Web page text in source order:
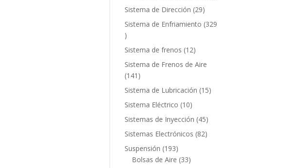
Sistema de Dirección 2929
productos
Sistema de Enfriamiento 329
329
productos
Sistema de frenos 1212
productos
Sistema de Frenos de Aire
141 141
productos
Sistema de Lubricación 1515
Sistema Eléctrico 1010
productos
Sistemas de Inyección 4545
productos
Sistemas Electrónicos 8282
Suspensión 193193
productos
Bolsas de Aire 3333